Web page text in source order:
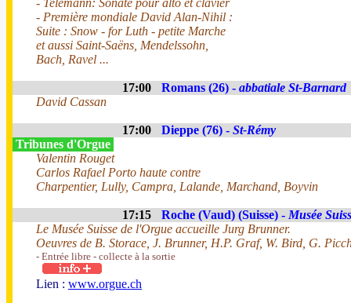
- Telemann: Sonate pour alto et clavier
- Première mondiale David Alan-Nihil :
Suite : Snow - for Luth - petite Marche
et aussi Saint-Saëns, Mendelssohn,
Bach, Ravel ...
17:00 Romans (26) - abbatiale St-Barnard
David Cassan
17:00 Dieppe (76) - St-Rémy
Tribunes d'Orgue
Valentin Rouget
Carlos Rafael Porto haute contre
Charpentier, Lully, Campra, Lalande, Marchand, Boyvin
17:15 Roche (Vaud) (Suisse) - Musée
Le Musée Suisse de l'Orgue accueille Jurg Brunner.
Oeuvres de B. Storace, J. Brunner, H.P. Graf, W. Bird, G.
- Entrée libre - collecte à la sortie
Lien : www.orgue.ch